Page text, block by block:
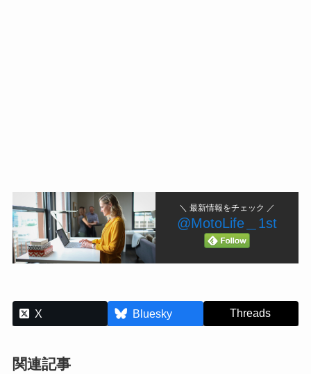
＼ 最新情報をチェック ／
@MotoLife＿1st
X Bluesky Threads
関連記事